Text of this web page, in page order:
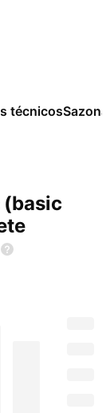
técnicos
(basic